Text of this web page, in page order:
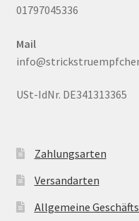
01797045336
Mail
USt-IdNr. DE341313365
Zahlungsarten
Versandarten
Allgemeine